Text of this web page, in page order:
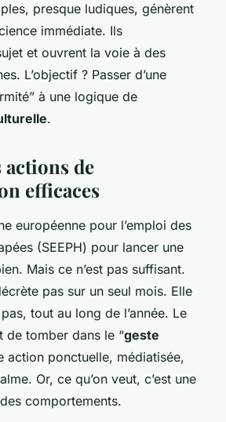
presque ludiques, génèrent
immédiate. Ils
et ouvrent la voie à des
L’objectif ? Passer d’une
à une logique de
.
de
efficaces
européenne pour l’emploi des
(SEEPH) pour lancer une
Mais ce n’est pas suffisant.
pas sur un seul mois. Elle
tout au long de l’année. Le
de tomber dans le “geste
action ponctuelle, médiatisée,
Or, ce qu’on veut, c’est une
comportements.